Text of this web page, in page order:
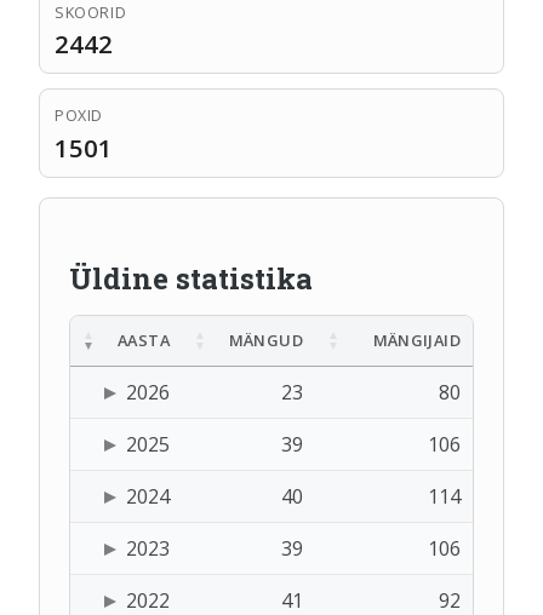
SKOORID
2442
POXID
1501
Üldine statistika
AASTA MÄNGUD MÄNGIJAID
2026 23
80
2025
39
106
2024
40
114
2023
39
106
2022
41
92